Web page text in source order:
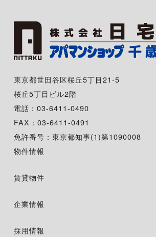
東京都世田谷区桜丘5丁目21-5
桜丘5丁目ビル2階
電話：03-6411-0490
FAX：03-6411-0491
免許番号：東京都知事(1)第1090008
物件情報
賃貸物件
企業情報
採用情報